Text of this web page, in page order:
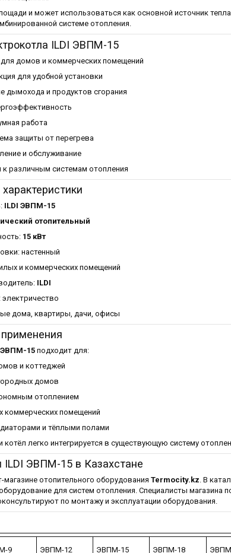
и может использоваться как основной источник
системе отопления.
ILDI ЭВПМ-15
домов и коммерческих помещений
для удобной установки
дымохода и продуктов сгорания
работа
защиты от перегрева
и обслуживание
различным системам отопления
ILDI ЭВПМ-15
отопительный
15 кВт
настенный
и коммерческих помещений
ILDI
электричество
дома, квартиры, дачи, офисы
ЭВПМ-15 подходит для:
и коттеджей
домов
отоплением
коммерческих помещений
и тёплыми полами
легко интегрируется в существующую систему
ILDI ЭВПМ-15 в Казахстане
отопительного оборудования Termocity.kz. В
для систем отопления. Специалисты магазина
по монтажу и эксплуатации оборудования.
9
ЭВПМ-12
ЭВПМ-15
ЭВПМ-18